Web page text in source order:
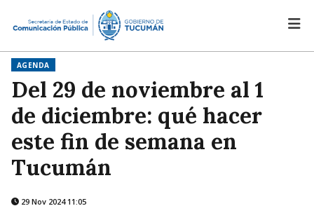
AGENDA
Del 29 de noviembre al 1
de diciembre: qué hacer
este fin de semana en
Tucumán
29 Nov 2024 11:05